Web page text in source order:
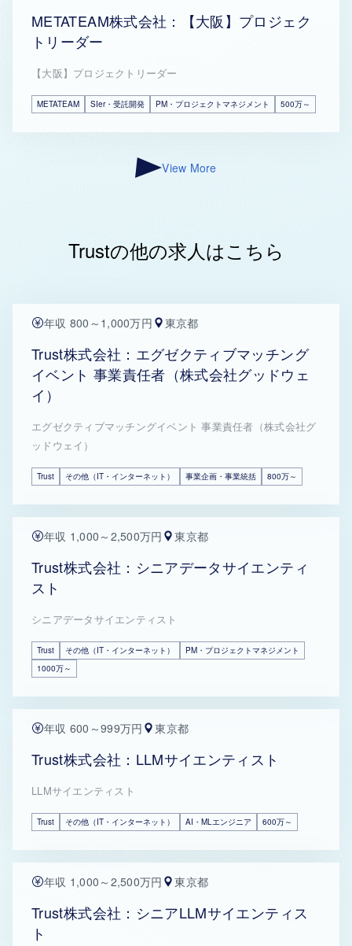
METATEAM株式会社：【大阪】プロジェク
トリーダー
【大阪】プロジェクトリーダー
METATEAM SIer・受託開発 PM・プロジェクトマネジメント 500万～
View More
Trustの他の求人はこちら
年収 800～1,000万円 東京都
Trust株式会社：エグゼクティブマッチング
イベント 事業責任者（株式会社グッドウェ
イ）
エグゼクティブマッチングイベント 事業責任者（株式会社グ
ッドウェイ）
Trust その他（IT・インターネット） 事業企画・事業統括 800万～
年収 1,000～2,500万円 東京都
Trust株式会社：シニアデータサイエンティ
スト
シニアデータサイエンティスト
Trust その他（IT・インターネット）
PM・プロジェクトマネジメント
1000万～
年収 600～999万円 東京都
Trust株式会社：LLMサイエンティスト
LLMサイエンティスト
Trust その他（IT・インターネット） AI・MLエンジニア 600万～
年収 1,000～2,500万円 東京都
Trust株式会社：シニアLLMサイエンティス
ト